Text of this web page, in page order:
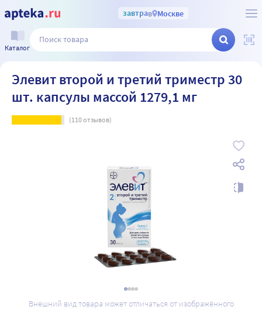
завтрав Москве
Каталог
Элевит второй и третий триместр 30
шт. капсулы массой 1279,1 мг
(110отзывов)
Внешний вид товара может отличаться от изображённого